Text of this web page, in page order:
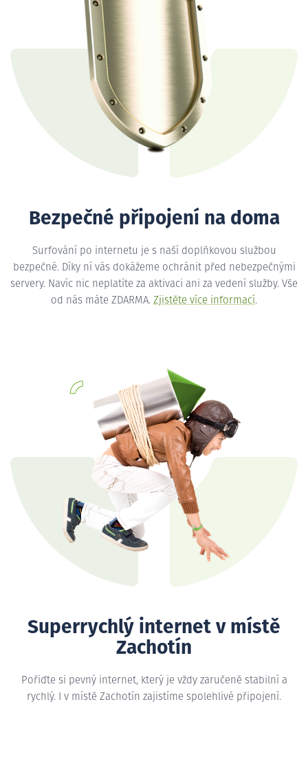
Bezpečné připojení na doma
Surfování po internetu je s naší doplňkovou službou
bezpečné. Díky ní vás dokážeme ochránit před nebezpečnými
servery. Navíc nic neplatíte za aktivaci ani za vedení služby. Vše
od nás máte ZDARMA. Zjistěte více informací.
Superrychlý internet v místě
Zachotín
Pořiďte si pevný internet, který je vždy zaručeně stabilní a
rychlý. I v místě Zachotín zajistíme spolehlivé připojení.